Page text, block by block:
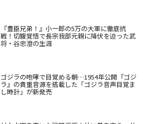
『豊臣兄弟！』小一郎の5万の大軍に徹底抗
戦！切腹覚悟で長宗我部元親に降伏を迫った武
将・谷忠澄の生涯
ゴジラの咆哮で目覚める朝…1954年公開『ゴジ
ラ』の貴重音源を搭載した「ゴジラ音声目覚ま
し時計」が新発売